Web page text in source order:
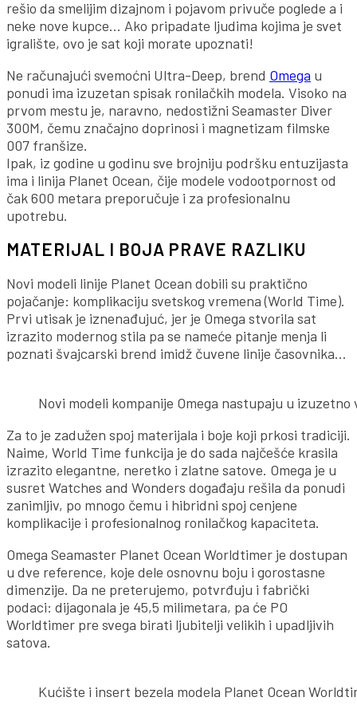
rešio da smelijim dizajnom i pojavom privuče poglede a i
neke nove kupce… Ako pripadate ljudima kojima je svet
igralište, ovo je sat koji morate upoznati!
Ne računajući svemoćni Ultra-Deep, brend Omega u
ponudi ima izuzetan spisak ronilačkih modela. Visoko na
prvom mestu je, naravno, nedostižni Seamaster Diver
300M, čemu značajno doprinosi i magnetizam filmske
007 franšize.
Ipak, iz godine u godinu sve brojniju podršku entuzijasta
ima i linija Planet Ocean, čije modele vodootpornost od
čak 600 metara preporučuje i za profesionalnu
upotrebu.
MATERIJAL I BOJA PRAVE RAZLIKU
Novi modeli linije Planet Ocean dobili su praktično
pojačanje: komplikaciju svetskog vremena (World Time).
Prvi utisak je iznenađujuć, jer je Omega stvorila sat
izrazito modernog stila pa se nameće pitanje menja li
poznati švajcarski brend imidž čuvene linije časovnika…
Novi modeli kompanije Omega nastupaju u
Za to je zadužen spoj materijala i boje koji prkosi tradiciji.
Naime, World Time funkcija je do sada najčešće krasila
izrazito elegantne, neretko i zlatne satove. Omega je u
susret Watches and Wonders događaju rešila da ponudi
zanimljiv, po mnogo čemu i hibridni spoj cenjene
komplikacije i profesionalnog ronilačkog kapaciteta.
Omega Seamaster Planet Ocean Worldtimer je dostupan
u dve reference, koje dele osnovnu boju i gorostasne
dimenzije. Da ne preterujemo, potvrđuju i fabrički
podaci: dijagonala je 45,5 milimetara, pa će PO
Worldtimer pre svega birati ljubitelji velikih i upadljivih
satova.
Kućište i insert bezela modela Planet Ocean